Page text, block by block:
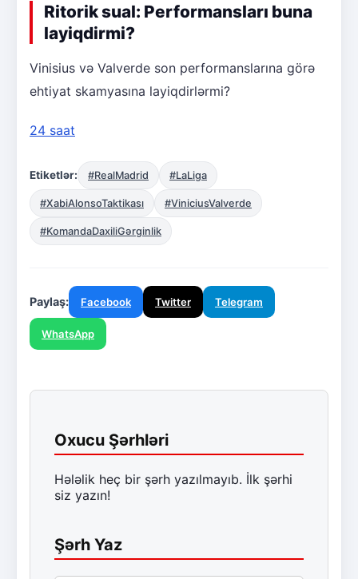
Ritorik sual: Performansları buna
layiqdirmi?
Vinisius və Valverde son performanslarına görə
ehtiyat skamyasına layiqdirlərmi?
24 saat
Etiketlər: #RealMadrid #LaLiga
#XabiAlonsoTaktikası #ViniciusValverde
#KomandaDaxiliGərginlik
Paylaş: Facebook Twitter Telegram
WhatsApp
Oxucu Şərhləri
Hələlik heç bir şərh yazılmayıb. İlk şərhi
siz yazın!
Şərh Yaz